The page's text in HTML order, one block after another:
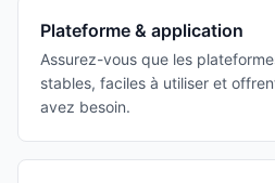
Plateforme & application
Assurez-vous que les
stables, faciles à utiliser et
avez besoin.